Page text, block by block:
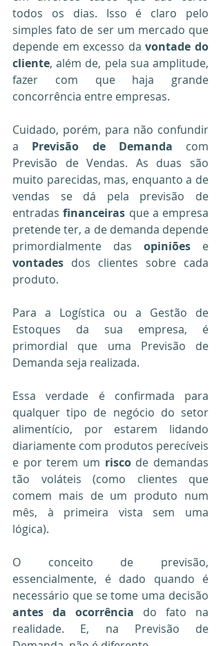
todos os dias. Isso é claro pelo
simples fato de ser um mercado que
depende em excesso da vontade do
cliente, além de, pela sua amplitude,
fazer com que haja grande
concorrência entre empresas.
Cuidado, porém, para não confundir
a Previsão de Demanda com
Previsão de Vendas. As duas são
muito parecidas, mas, enquanto a de
vendas se dá pela previsão de
entradas financeiras que a empresa
pretende ter, a de demanda depende
primordialmente das opiniões e
vontades dos clientes sobre cada
produto.
Para a Logística ou a Gestão de
Estoques da sua empresa, é
primordial que uma Previsão de
Demanda seja realizada.
Essa verdade é confirmada para
qualquer tipo de negócio do setor
alimentício, por estarem lidando
diariamente com produtos perecíveis
e por terem um risco de demandas
tão voláteis (como clientes que
comem mais de um produto num
mês, à primeira vista sem uma
lógica).
O conceito de previsão,
essencialmente, é dado quando é
antes da ocorrência do fato na
realidade. E, na Previsão de